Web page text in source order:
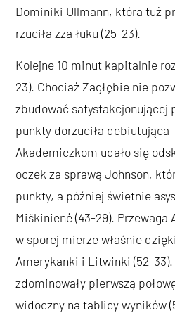
Dominiki Ullmann, która tuż
rzuciła zza łuku (25-23).
Kolejne 10 minut kapitalnie
23). Chociaż Zagłębie nie
zbudować satysfakcjonującej
punkty dorzuciła debiutująca
Akademiczkom udało się
oczek za sprawą Johnson,
punkty, a później świetnie
Miškinienė (43-29). Przewaga
w sporej mierze właśnie
Amerykanki i Litwinki (52-
zdominowały pierwszą
widoczny na tablicy wyników